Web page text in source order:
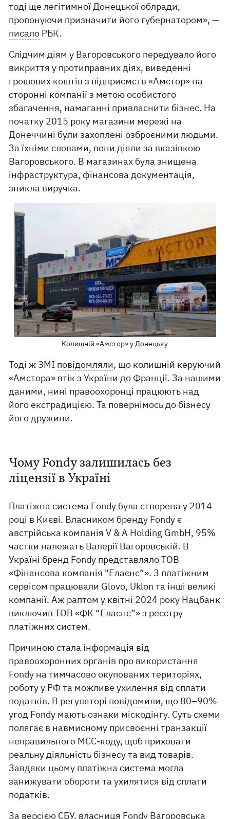
тоді ще легітимної Донецької облради,
пропонуючи призначити його губернатором», —
писало РБК.
Слідчим діям у Вагоровського передувало його
викриття у протиправних діях, виведенні
грошових коштів з підприємств «Амстор» на
сторонні компанії з метою особистого
збагачення, намаганні привласнити бізнес. На
початку 2015 року магазини мережі на
Донеччині були захоплені озброєними людьми.
За їхніми словами, вони діяли за вказівкою
Вагоровського. В магазинах була знищена
інфраструктура, фінансова документація,
зникла виручка.
Колишній «Амстор» у Донецьку
Тоді ж ЗМІ повідомляли, що колишній керуючий
«Амстора» втік з України до Франції. За нашими
даними, нині правоохоронці працюють над
його екстрадицією. Та повернімось до бізнесу
його дружини.
Чому Fondy залишилась без
ліцензії в Україні
Платіжна система Fondy була створена у 2014
році в Києві. Власником бренду Fondy є
австрійська компанія V & A Holding GmbH, 95%
частки належать Валерії Вагоровській. В
Україні бренд Fondy представляло ТОВ
«Фінансова компанія "Елаєнс”». З платіжним
сервісом працювали Glovo, Uklon та інші великі
компанії. Аж раптом у квітні 2024 року Нацбанк
виключив ТОВ «ФК “Елаєнс”» з реєстру
платіжних систем.
Причиною стала інформація від
правоохоронних органів про використання
Fondy на тимчасово окупованих територіях,
роботу у РФ та можливе ухилення від сплати
податків. В регуляторі повідомили, що 80–90%
угод Fondy мають ознаки міскодінгу. Суть схеми
полягає в навмисному присвоєнні транзакції
неправильного MCC-коду, щоб приховати
реальну діяльність бізнесу та вид товарів.
Завдяки цьому платіжна система могла
занижувати обороти та ухилятися від сплати
податків.
За версією СБУ, власниця Fondy Вагоровська